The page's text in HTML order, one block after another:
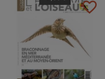
favorite_border